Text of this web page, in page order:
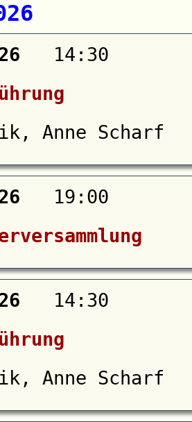
14:30
Anne Scharf
19:00
14:30
Anne Scharf